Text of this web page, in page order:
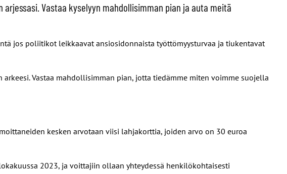
Vastaa kyselyyn mahdollisimman pian ja auta meitä
jos poliitikot leikkaavat ansiosidonnaista työttömyysturvaa ja tiukentavat
Vastaa mahdollisimman pian, jotta tiedämme miten voimme suojella
kesken arvotaan viisi lahjakorttia, joiden arvo on 30 euroa
2023, ja voittajiin ollaan yhteydessä henkilökohtaisesti